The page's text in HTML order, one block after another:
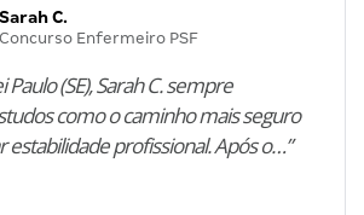
Sarah C.
Concurso Enfermeiro PSF
Paulo (SE), Sarah C. sempre
como o caminho mais seguro
estabilidade profissional. Após o…”